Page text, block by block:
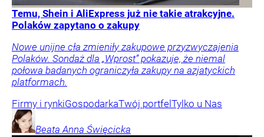
Temu, Shein i AliExpress już nie takie atrakcyjne.
Polaków zapytano o zakupy
Nowe unijne cła zmieniły zakupowe przyzwyczajenia
Polaków. Sondaż dla „Wprost” pokazuje, że niemal
połowa badanych ograniczyła zakupy na azjatyckich
platformach.
Firmy i rynkiGospodarkaTwój portfel Tylko u Nas
Beata Anna Święcicka